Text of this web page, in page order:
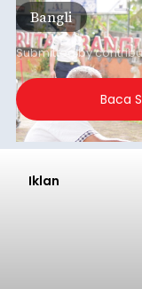
Bangli
Submitted by
Baca
Iklan